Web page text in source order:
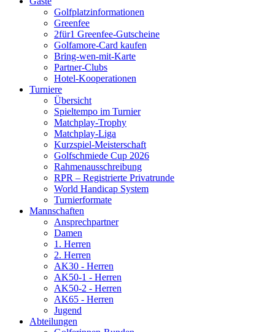
Golfplatzinformationen
Greenfee
2für1 Greenfee-Gutscheine
Golfamore-Card kaufen
Bring-wen-mit-Karte
Partner-Clubs
Hotel-Kooperationen
Turniere
Übersicht
Spieltempo im Turnier
Matchplay-Trophy
Matchplay-Liga
Kurzspiel-Meisterschaft
Golfschmiede Cup 2026
Rahmenausschreibung
RPR – Registrierte Privatrunde
World Handicap System
Turnierformate
Mannschaften
Ansprechpartner
Damen
1. Herren
2. Herren
AK30 - Herren
AK50-1 - Herren
AK50-2 - Herren
AK65 - Herren
Jugend
Abteilungen